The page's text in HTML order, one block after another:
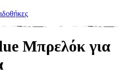
Μπρελόκ για